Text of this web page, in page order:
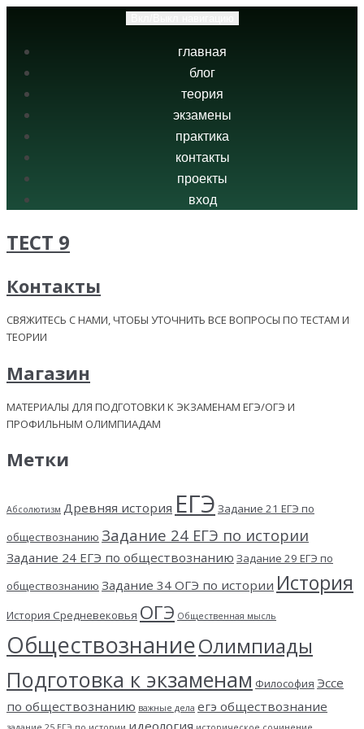
главная
блог
теория
экзамены
практика
контакты
проекты
вход
ТЕСТ 9
Контакты
СВЯЖИТЕСЬ С НАМИ, ЧТОБЫ УТОЧНИТЬ ВСЕ ВОПРОСЫ ПО ТЕСТАМ И
ТЕОРИИ
Магазин
МАТЕРИАЛЫ ДЛЯ ПОДГОТОВКИ К ЭКЗАМЕНАМ ЕГЭ/ОГЭ И
ПРОФИЛЬНЫМ ОЛИМПИАДАМ
Метки
Абсолютизм Древняя история ЕГЭ Задание 21 ЕГЭ по
обществознанию Задание 24 ЕГЭ по истории
Задание 24 ЕГЭ по обществознанию Задание 29 ЕГЭ по
обществознанию Задание 34 ОГЭ по истории История
История Средневековья ОГЭ Общественная мысль
ОбществознаниеОлимпиады
Подготовка к экзаменам Философия Эссе
по обществознанию важные дела егэ обществознание